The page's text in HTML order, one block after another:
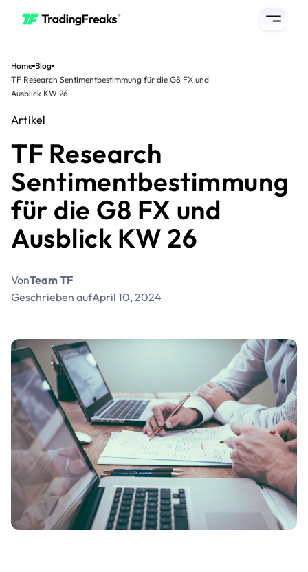
Home Blog
TF Research Sentimentbestimmung für die G8 FX und
Ausblick KW 26
Artikel
TF Research
Sentimentbestimmung
für die G8 FX und
Ausblick KW 26
VonTeam TF
Geschrieben aufApril 10, 2024